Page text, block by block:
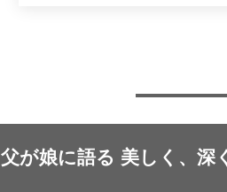
父が娘に語る 美しく、深